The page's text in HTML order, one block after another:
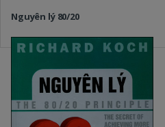
Nguyên lý 80/20